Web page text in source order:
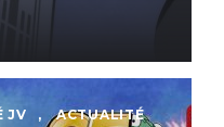
JV ,
ACTUALITÉ